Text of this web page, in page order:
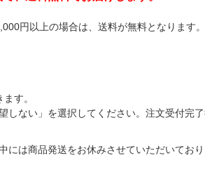
円以上の場合は、送料が無料となります。
す。
しない」を選択してください。注文受付完
には商品発送をお休みさせていただいてお